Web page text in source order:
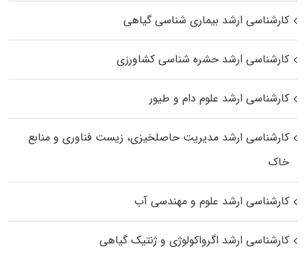
کارشناسی ارشد بیماری‌ شناسی گیاهی
کارشناسی ارشد حشره‌ شناسی کشاورزی
کارشناسی ارشد علوم دام و طیور
کارشناسی ارشد مدیریت حاصلخیزی، زیست فناوری و منابع
خاک
کارشناسی ارشد علوم و مهندسی آب
کارشناسی ارشد اگرواکولوژی و ژنتیک گیاهی